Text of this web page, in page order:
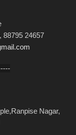
88795 24657
Nagar,